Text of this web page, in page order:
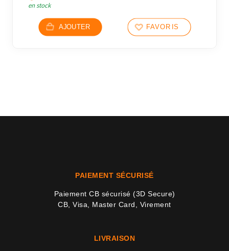
en stock
AJOUTER FAVORIS
PAIEMENT SÉCURISÉ
Paiement CB sécurisé (3D Secure)
CB, Visa, Master Card, Virement
LIVRAISON